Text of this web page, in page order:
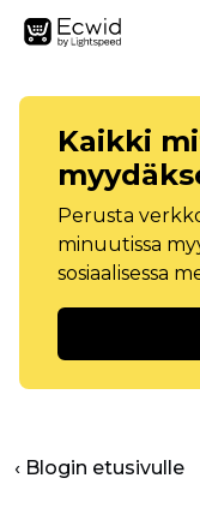
Kaikki
Perusta
minuutissa
sosiaalisessa
‹ Blogin etusivulle